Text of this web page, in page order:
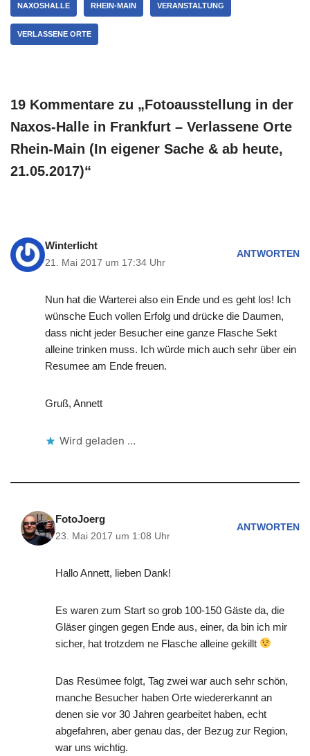
NAXOSHALLE RHEIN-MAIN VERANSTALTUNG
VERLASSENE ORTE
19 Kommentare zu „Fotoausstellung in der
Naxos-Halle in Frankfurt – Verlassene Orte
Rhein-Main (In eigener Sache & ab heute,
21.05.2017)“
Winterlicht
21. Mai 2017 um 17:34 Uhr
ANTWORTEN
Nun hat die Warterei also ein Ende und es geht los! Ich
wünsche Euch vollen Erfolg und drücke die Daumen,
dass nicht jeder Besucher eine ganze Flasche Sekt
alleine trinken muss. Ich würde mich auch sehr über ein
Resumee am Ende freuen.
Gruß, Annett
Wird geladen …
FotoJoerg
23. Mai 2017 um 1:08 Uhr
ANTWORTEN
Hallo Annett, lieben Dank!
Es waren zum Start so grob 100-150 Gäste da, die
Gläser gingen gegen Ende aus, einer, da bin ich mir
sicher, hat trotzdem ne Flasche alleine gekillt
Das Resümee folgt, Tag zwei war auch sehr schön,
manche Besucher haben Orte wiedererkannt an
denen sie vor 30 Jahren gearbeitet haben, echt
abgefahren, aber genau das, der Bezug zur Region,
war uns wichtig.